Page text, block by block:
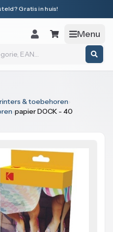
Gratis in huis!
Menu
& toebehoren›
›papier DOCK - 40